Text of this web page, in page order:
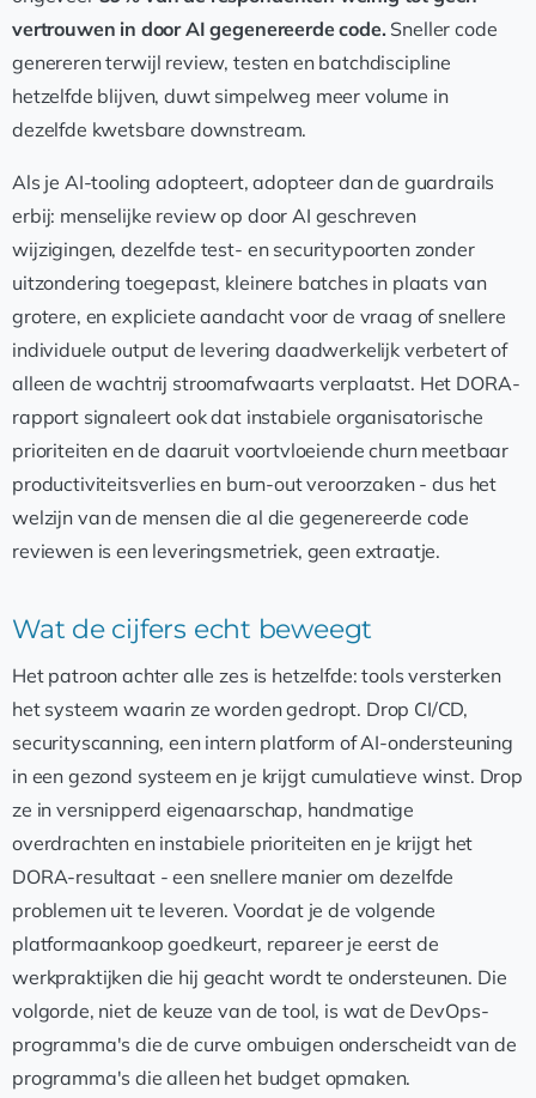
vertrouwen in door AI gegenereerde code. Sneller code
genereren terwijl review, testen en batchdiscipline
hetzelfde blijven, duwt simpelweg meer volume in
dezelfde kwetsbare downstream.
Als je AI-tooling adopteert, adopteer dan de guardrails
erbij: menselijke review op door AI geschreven
wijzigingen, dezelfde test- en securitypoorten zonder
uitzondering toegepast, kleinere batches in plaats van
grotere, en expliciete aandacht voor de vraag of snellere
individuele output de levering daadwerkelijk verbetert of
alleen de wachtrij stroomafwaarts verplaatst. Het DORA-
rapport signaleert ook dat instabiele organisatorische
prioriteiten en de daaruit voortvloeiende churn meetbaar
productiviteitsverlies en burn-out veroorzaken - dus het
welzijn van de mensen die al die gegenereerde code
reviewen is een leveringsmetriek, geen extraatje.
Wat de cijfers echt beweegt
Het patroon achter alle zes is hetzelfde: tools versterken
het systeem waarin ze worden gedropt. Drop CI/CD,
securityscanning, een intern platform of AI-ondersteuning
in een gezond systeem en je krijgt cumulatieve winst. Drop
ze in versnipperd eigenaarschap, handmatige
overdrachten en instabiele prioriteiten en je krijgt het
DORA-resultaat - een snellere manier om dezelfde
problemen uit te leveren. Voordat je de volgende
platformaankoop goedkeurt, repareer je eerst de
werkpraktijken die hij geacht wordt te ondersteunen. Die
volgorde, niet de keuze van de tool, is wat de DevOps-
programma's die de curve ombuigen onderscheidt van de
programma's die alleen het budget opmaken.